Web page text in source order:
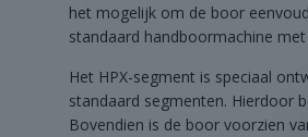
het mogelijk om de boor
standaard handboormachine
Het HPX-segment is speciaal
standaard segmenten. Hierdoor
Bovendien is de boor voorzien